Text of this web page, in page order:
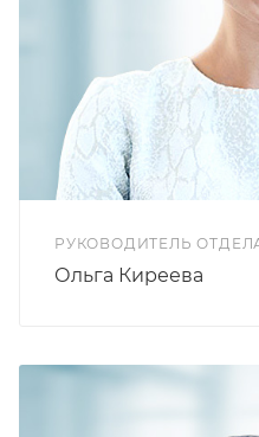
РУКОВОДИТЕЛЬ
Ольга Киреева